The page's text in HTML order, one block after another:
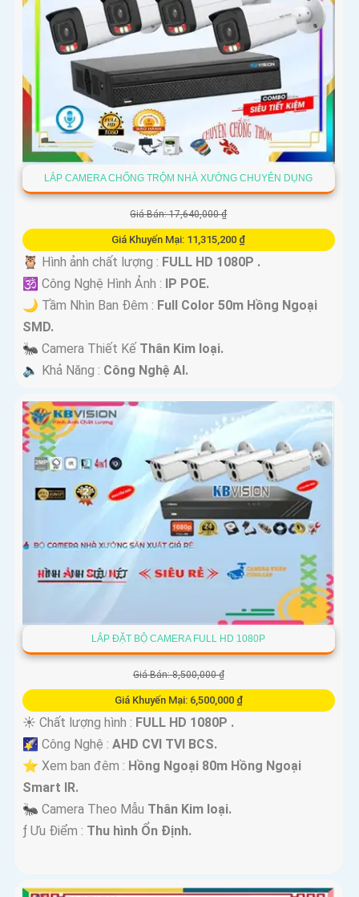
LẮP CAMERA CHỐNG TRỘM NHÀ XƯỞNG CHUYÊN DỤNG
Giá Bán: 17,640,000 ₫
Giá Khuyến Mại: 11,315,200 ₫
🦉 Hình ảnh chất lượng : FULL HD 1080P .
🕉️ Công Nghệ Hình Ảnh :
IP POE.
🌙 Tầm Nhìn Ban Đêm : Full Color 50m Hồng Ngoại
SMD.
🐜 Camera Thiết Kế Thân Kim loại.
️🔈 Khả Năng : Công Nghệ AI.
LẮP ĐẶT BỘ CAMERA FULL HD 1080P
Giá Bán: 8,500,000 ₫
Giá Khuyến Mại: 6,500,000 ₫
☀️ Chất lượng hình : FULL HD 1080P .
🌠 Công Nghệ : AHD CVI TVI BCS.
⭐ Xem ban đêm : Hồng Ngoại 80m Hồng Ngoại
Smart IR.
🐜 Camera Theo Mẫu Thân Kim loại.
️ƒ Ưu Điểm : Thu hình Ổn Định.